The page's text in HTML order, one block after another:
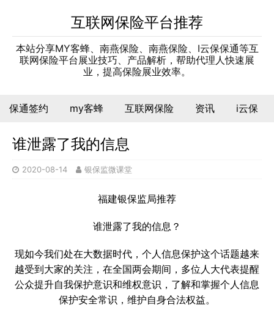
互联网保险平台推荐
本站分享MY客蜂、南燕保险、南燕保险、I云保保通等互
联网保险平台展业技巧、产品解析，帮助代理人快速展
业，提高保险展业效率。
保通签约 my客蜂 互联网保险 资讯 i云保
谁泄露了我的信息
2020-08-14 银保监微课堂
福建银保监局推荐
谁泄露了我的信息？
现如今我们处在大数据时代，个人信息保护这个话题越来
越受到大家的关注，在全国两会期间，多位人大代表提醒
公众提升自我保护意识和维权意识，了解和掌握个人信息
保护安全常识，维护自身合法权益。